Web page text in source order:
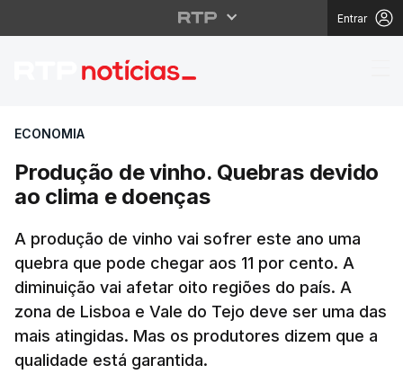
Entrar
Produção de vinho.
ECONOMIA
Produção de vinho. Quebras devido
ao clima e doenças
A produção de vinho vai sofrer este ano uma
quebra que pode chegar aos 11 por cento. A
diminuição vai afetar oito regiões do país. A
zona de Lisboa e Vale do Tejo deve ser uma das
mais atingidas. Mas os produtores dizem que a
qualidade está garantida.